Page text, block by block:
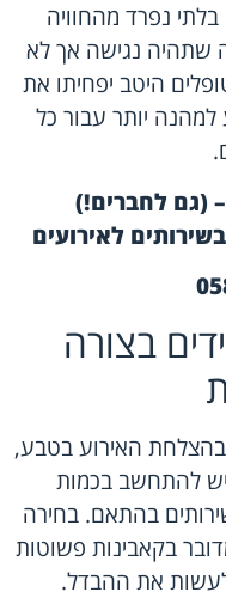
בלתי נפרד מהחוויה
שתהיה נגישה אך לא
היטב יפחיתו את
למהנה יותר עבור כל
(גם לחברים!)
בצורה
בהצלחת האירוע בטבע,
יש להתחשב בכמות
בהתאם. בחירה
בקאבינות פשוטות
לעשות את ההבדל.